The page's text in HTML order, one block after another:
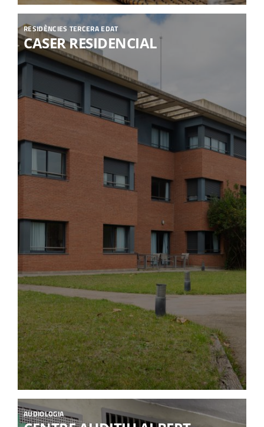
RESIDÈNCIES TERCERA EDAT
CASER RESIDENCIAL
AUDIOLOGIA